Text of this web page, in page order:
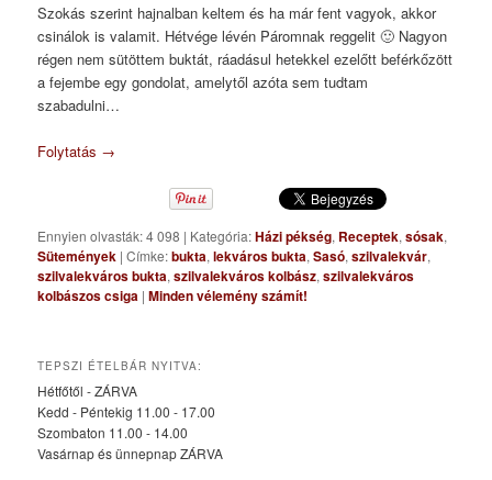
Szokás szerint hajnalban keltem és ha már fent vagyok, akkor
csinálok is valamit. Hétvége lévén Páromnak reggelit 🙂 Nagyon
régen nem sütöttem buktát, ráadásul hetekkel ezelőtt beférkőzött
a fejembe egy gondolat, amelytől azóta sem tudtam
szabadulni…
Folytatás →
Ennyien olvasták: 4 098 | Kategória:Házi pékség, Receptek,sósak,
Sütemények |Címke:bukta,lekváros bukta,Sasó,szilvalekvár,
szilvalekváros bukta,szilvalekváros kolbász,szilvalekváros
kolbászos csiga |Minden vélemény számít!
TEPSZI ÉTELBÁR NYITVA:
Hétfőtől - ZÁRVA
Kedd - Péntekig 11.00 - 17.00
Szombaton 11.00 - 14.00
Vasárnap és ünnepnap ZÁRVA